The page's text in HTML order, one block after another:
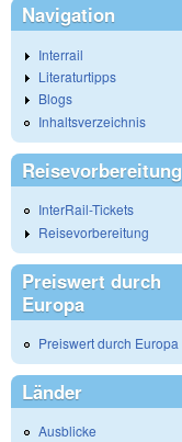
Navigation
Interrail
Literaturtipps
Blogs
Inhaltsverzeichnis
Reisevorbereitung
InterRail-Tickets
Reisevorbereitung
Preiswert durch
Europa
Preiswert durch Europa
Länder
Ausblicke